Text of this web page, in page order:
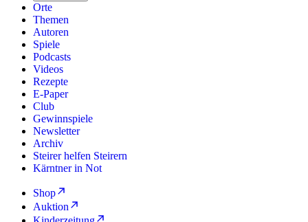
Orte
Themen
Autoren
Spiele
Podcasts
Videos
Rezepte
E-Paper
Club
Gewinnspiele
Newsletter
Archiv
Steirer helfen Steirern
Kärntner in Not
Shop
Auktion